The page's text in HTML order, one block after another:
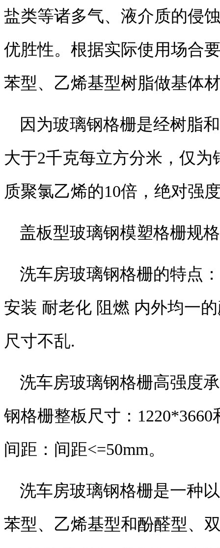
盐类等诸多气、液介质的侵
优胜性。根据实际使用场合
苯型、乙烯基型树脂做基体
因为玻璃钢格栅是经树脂
大于2千克每立方分米，仅
质聚氯乙烯的10倍，绝对强
盖板型玻璃钢模塑格栅规格
洗车房玻璃钢格栅的特点
安装 耐老化 阻燃 内外均一
尺寸不乱.
洗车房玻璃钢格栅高强度
钢格栅整板尺寸：
间距：间距<=50mm。
洗车房玻璃钢格栅是一种
苯型、乙烯基型和酚醛型、